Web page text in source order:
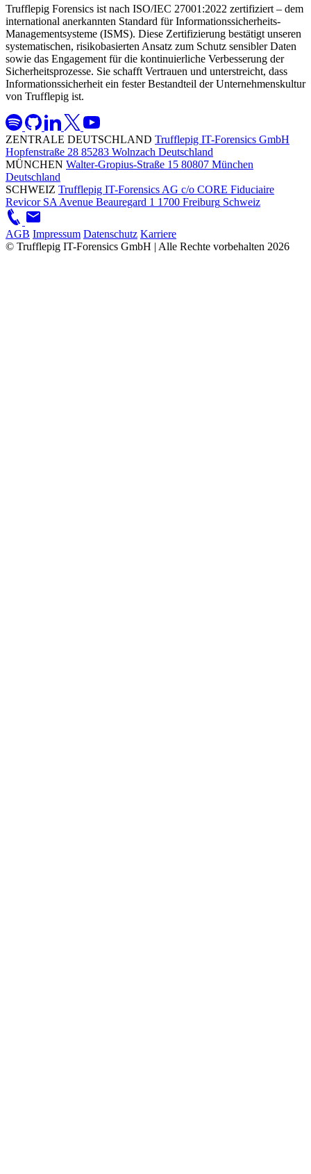
Trufflepig Forensics ist nach ISO/IEC 27001:2022 zertifiziert – dem
international anerkannten Standard für Informationssicherheits-
Managementsysteme (ISMS). Diese Zertifizierung bestätigt unseren
systematischen, risikobasierten Ansatz zum Schutz sensibler Daten
sowie das Engagement für die kontinuierliche Verbesserung der
Sicherheitsprozesse. Sie schafft Vertrauen und unterstreicht, dass
Informationssicherheit ein fester Bestandteil der Unternehmenskultur
von Trufflepig ist.
ZENTRALE DEUTSCHLAND Trufflepig IT-Forensics GmbH
Hopfenstraße 28 85283 Wolnzach Deutschland
MÜNCHEN Walter-Gropius-Straße 15 80807 München
Deutschland
SCHWEIZ Trufflepig IT-Forensics AG c/o CORE Fiduciaire
Revicor SA Avenue Beauregard 1 1700 Freiburg Schweiz
AGB Impressum Datenschutz Karriere
© Trufflepig IT-Forensics GmbH | Alle Rechte vorbehalten 2026